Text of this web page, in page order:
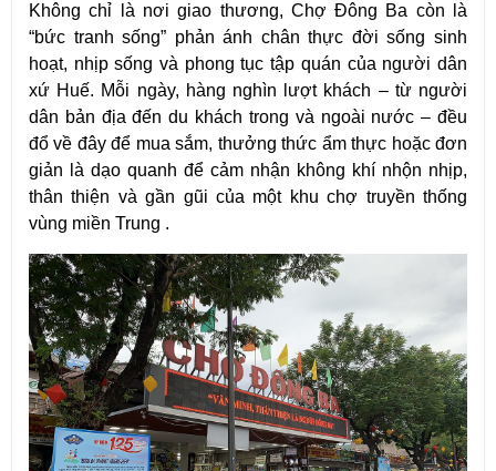
Không chỉ là nơi giao thương, Chợ Đông Ba còn là
“bức tranh sống” phản ánh chân thực đời sống sinh
hoạt, nhịp sống và phong tục tập quán của người dân
xứ Huế. Mỗi ngày, hàng nghìn lượt khách – từ người
dân bản địa đến du khách trong và ngoài nước – đều
đổ về đây để mua sắm, thưởng thức ẩm thực hoặc đơn
giản là dạo quanh để cảm nhận không khí nhộn nhịp,
thân thiện và gần gũi của một khu chợ truyền thống
vùng miền Trung .